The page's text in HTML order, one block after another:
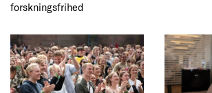
forskningsfrihed